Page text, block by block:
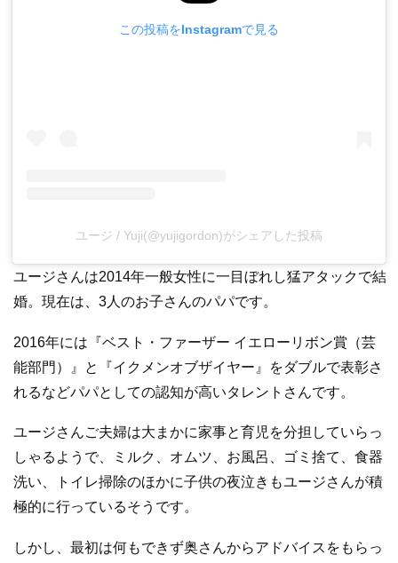
この投稿をInstagramで見る
ユージ / Yuji(@yujigordon)がシェアした投稿
ユージさんは2014年一般女性に一目ぼれし猛アタックで結
婚。現在は、3人のお子さんのパパです。
2016年には『ベスト・ファーザー イエローリボン賞（芸
能部門）』と『イクメンオブザイヤー』をダブルで表彰さ
れるなどパパとしての認知が高いタレントさんです。
ユージさんご夫婦は大まかに家事と育児を分担していらっ
しゃるようで、ミルク、オムツ、お風呂、ゴミ捨て、食器
洗い、トイレ掃除のほかに子供の夜泣きもユージさんが積
極的に行っているそうです。
しかし、最初は何もできず奥さんからアドバイスをもらっ